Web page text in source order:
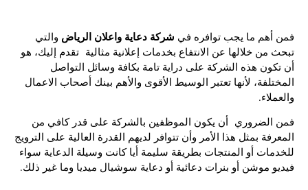
فمن أهم ما يجب توافره فيشركة دعاية واعلان الرياضوالتي
تبحث من خلالها عن الانتفاع بخدمات إعلانية مثالية تقدم إليك، هو
أن تكون هذه الشركة على دراية تامة بكافة وسائل التواصل
المختلفة، لأنها تعتبر الوسيط الأقوى والأهم بينك أصحاب الاعمال
والعملاء.
فمن الضروري أن يكون الموظفين بالشركة على قدر كافي من
المعرفة بمثل هذا الأمر وأن تتوافر لديهم القدرة العالية على الترويج
للخدمات أو المنتجات بطريقة سليمة أيا كانت وسيلة الدعاية سواء
فيديو موشن أو بنرات دعائية أو دعاية سوشيال ميديا وما غير ذلك.